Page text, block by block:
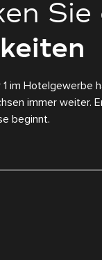
Sie
im Hotelgewerbe
immer weiter.
beginnt.